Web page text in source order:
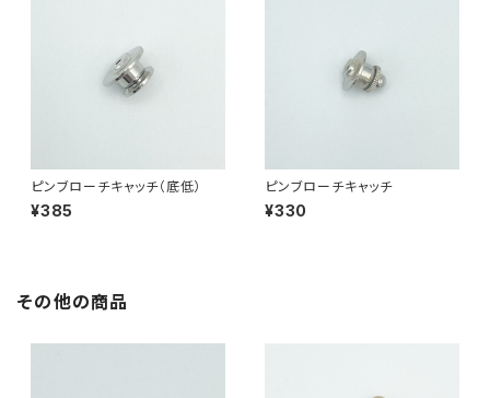
ピンブローチキャッチ（底低）
¥385
ピンブローチキャッチ
¥330
その他の商品